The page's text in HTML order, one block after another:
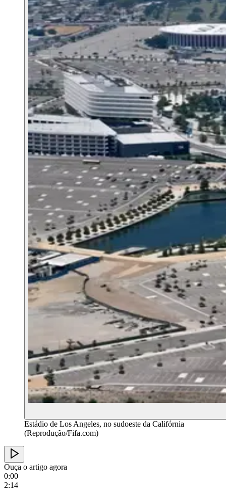
Estádio de Los Angeles, no sudoeste da Califórnia
(Reprodução/Fifa.com)
Ouça o artigo agora
0:00
2:14